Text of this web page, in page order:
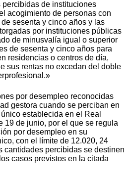
de instituciones
acogimiento de personas con
sesenta y cinco años y las
por instituciones públicas
de minusvalía igual o superior
de sesenta y cinco años para
residencias o centros de día,
sus rentas no excedan del doble
por desempleo reconocidas
gestora cuando se perciban en
establecida en el Real
19 de junio, por el que se regula
por desempleo en su
con el límite de 12.020, 24
cantidades percibidas se destinen
casos previstos en la citada